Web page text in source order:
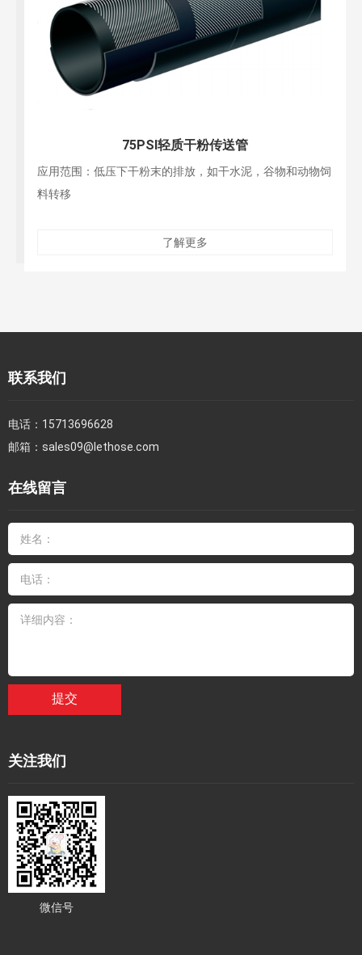
75PSI轻质干粉传送管
应用范围：低压下干粉末的排放，如干水泥，谷物和动物饲
料转移
了解更多
联系我们
电话： 15713696628
邮箱： sales09@lethose.com
在线留言
提交
关注我们
微信号